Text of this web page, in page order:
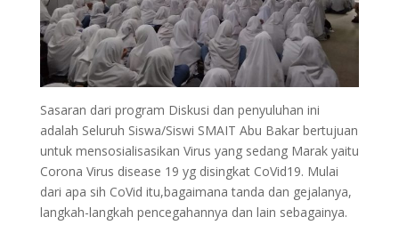
Sasaran dari program Diskusi dan penyuluhan ini
adalah Seluruh Siswa/Siswi SMAIT Abu Bakar bertujuan
untuk mensosialisasikan Virus yang sedang Marak yaitu
Corona Virus disease 19 yg disingkat CoVid19. Mulai
dari apa sih CoVid itu,bagaimana tanda dan gejalanya,
langkah-langkah pencegahannya dan lain sebagainya.